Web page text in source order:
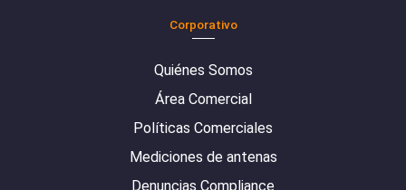
Corporativo
Quiénes Somos
Área Comercial
Políticas Comerciales
Mediciones de antenas
Denuncias Compliance